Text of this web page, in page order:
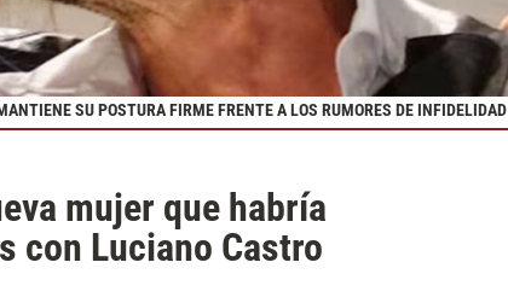
SU POSTURA FIRME FRENTE A LOS RUMORES DE INFIDELIDAD
mujer que habría
con Luciano Castro